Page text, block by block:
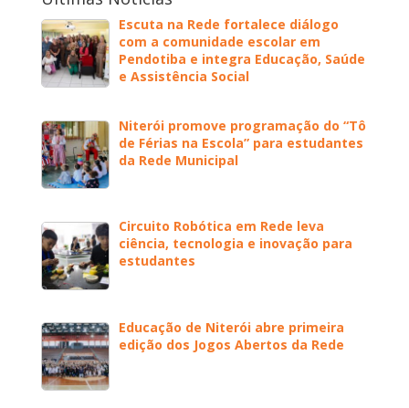
Escuta na Rede fortalece diálogo
com a comunidade escolar em
Pendotiba e integra Educação, Saúde
e Assistência Social
Niterói promove programação do “Tô
de Férias na Escola” para estudantes
da Rede Municipal
Circuito Robótica em Rede leva
ciência, tecnologia e inovação para
estudantes
Educação de Niterói abre primeira
edição dos Jogos Abertos da Rede